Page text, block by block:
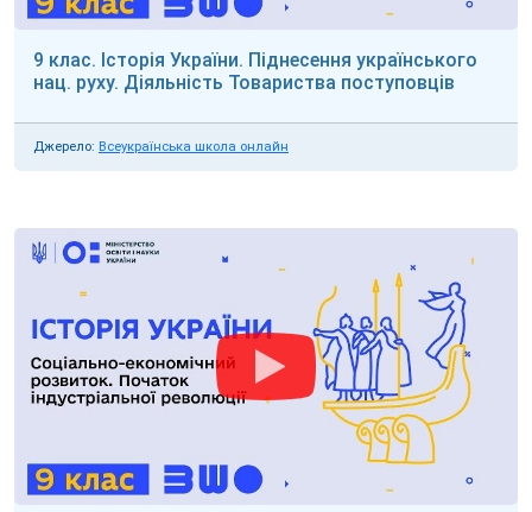
9 клас. Історія України. Піднесення українського
нац. руху. Діяльність Товариства поступовців
Джерело: Всеукраїнська школа онлайн